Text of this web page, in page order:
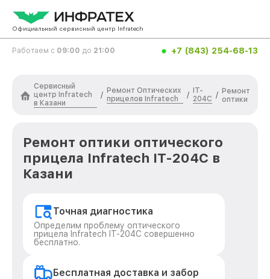
Официальный сервисный центр Infratech
Работаем с 09:00 до 21:00 +7 (843) 254-68-13
Сервисный
центр Infratech
в Казани
/
Ремонт Оптических
прицелов Infratech
/
IT-
204C / Ремонт
оптики
Ремонт оптики оптического
прицела Infratech IT-204C в
Казани
Точная диагностика
Определим проблему оптического
прицела Infratech IT-204C совершенно
бесплатно.
Бесплатная доставка и забор